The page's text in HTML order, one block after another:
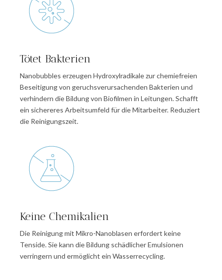
Tötet Bakterien
Nanobubbles erzeugen Hydroxylradikale zur chemiefreien
Beseitigung von geruchsverursachenden Bakterien und
verhindern die Bildung von Biofilmen in Leitungen. Schafft
ein sichereres Arbeitsumfeld für die Mitarbeiter. Reduziert
die Reinigungszeit.
Keine Chemikalien
Die Reinigung mit Mikro-Nanoblasen erfordert keine
Tenside. Sie kann die Bildung schädlicher Emulsionen
verringern und ermöglicht ein Wasserrecycling.